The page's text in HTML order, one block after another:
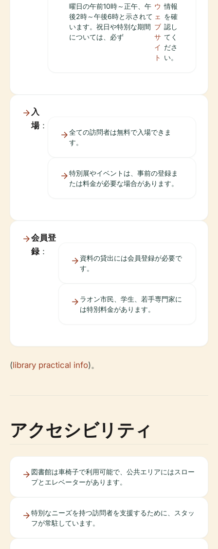
曜日の午前10時～正午、午
後2時～午後6時と示されて
います。祝日や特別な期間
については、必ず
ウ
ェ
ブ
サ
イ
ト
情報
を確
認し
てく
ださ
い。
入
場：
全ての訪問者は無料で入場できま
す。
特別展やイベントは、事前の登録ま
たは料金が必要な場合があります。
会員登
録：
資料の貸出には会員登録が必要で
す。
ラオン市民、学生、若手専門家に
は特別料金があります。
(library practical info)。
アクセシビリティ
図書館は車椅子で利用可能で、公共エリアにはスロー
プとエレベーターがあります。
特別なニーズを持つ訪問者を支援するために、スタッ
フが常駐しています。